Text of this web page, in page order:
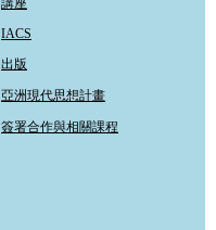
講座
IACS
出版
亞洲現代思想計畫
簽署合作與相關課程